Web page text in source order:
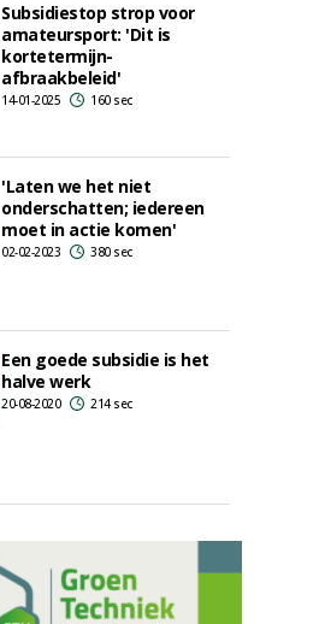
Subsidiestop strop voor
amateursport: 'Dit is
kortetermijn-
afbraakbeleid'
14-01-2025 160 sec
'Laten we het niet
onderschatten; iedereen
moet in actie komen'
02-02-2023 380 sec
Een goede subsidie is het
halve werk
20-08-2020 214 sec